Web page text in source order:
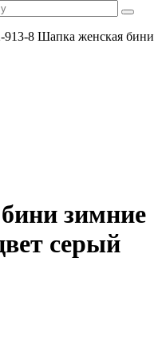
913-8 Шапка женская бини
зимние
серый